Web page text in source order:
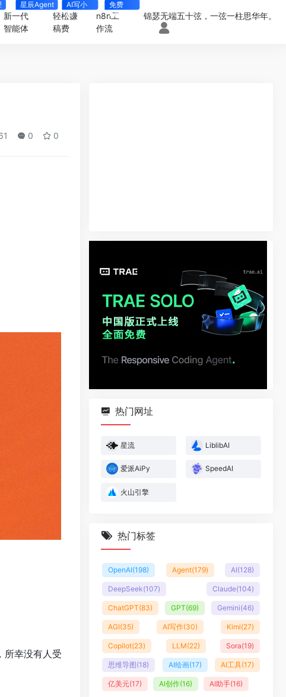
新一代
智能体
星辰Agent
轻松赚
稿费
AI写小
说
n8n工
作流
免费
4000+
锦瑟无端五十弦，一弦一柱思华年。
0 0
所幸没有人受
热门网址
星流 LiblibAI
爱派AiPy SpeedAI
火山引擎
热门标签
OpenAI(198) Agent(179) AI(128)
DeepSeek(107) Claude(104)
ChatGPT(83) GPT(69) Gemini(46)
AGI(35) AI写作(30) Kimi(27)
Copilot(23) LLM(22) Sora(19)
思维导图(18) AI绘画(17) AI工具(17)
亿美元(17) AI创作(16) AI助手(16)